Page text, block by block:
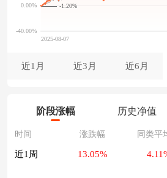
-1.20%
近1月 近3月 近6月
阶段涨幅 历史净值
时间 涨跌幅 同类平
近1周 13.05%